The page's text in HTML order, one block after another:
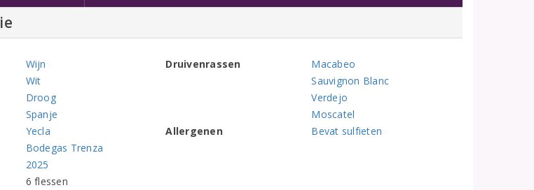
Wijn
Wit
Droog
Spanje
Yecla
Bodegas Trenza
2025
6 flessen
Druivenrassen
Macabeo
Sauvignon Blanc
Verdejo
Moscatel
Allergenen
Bevat sulfieten